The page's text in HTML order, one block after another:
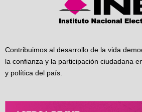
Contribuimos al desarrollo de la vida
la confianza y la participación ciudadana
y política del país.